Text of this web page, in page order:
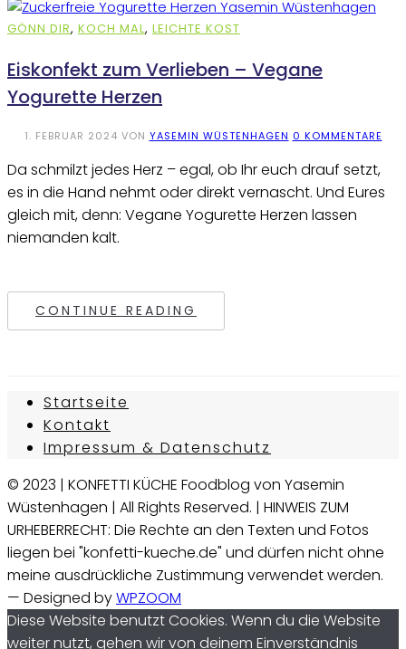
GÖNN DIR, KOCH MAL, LEICHTE KOST
Eiskonfekt zum Verlieben – Vegane
Yogurette Herzen
1. FEBRUAR 2024 VON YASEMIN WÜSTENHAGEN 0 KOMMENTARE
Da schmilzt jedes Herz – egal, ob Ihr euch drauf setzt,
es in die Hand nehmt oder direkt vernascht. Und Eures
gleich mit, denn: Vegane Yogurette Herzen lassen
niemanden kalt.
CONTINUE READING
Startseite
Kontakt
Impressum & Datenschutz
© 2023 | KONFETTI KÜCHE Foodblog von Yasemin
Wüstenhagen | All Rights Reserved. | HINWEIS ZUM
URHEBERRECHT: Die Rechte an den Texten und Fotos
liegen bei "konfetti-kueche.de" und dürfen nicht ohne
meine ausdrückliche Zustimmung verwendet werden.
— Designed byWPZOOM
Diese Website benutzt Cookies. Wenn du die Website
weiter nutzt, gehen wir von deinem Einverständnis